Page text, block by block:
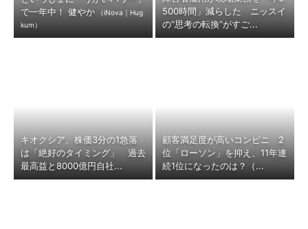
で一年中！ 健やか
（iNova｜Hug
kum）
500時間」減らした ニッスイ
の“思考の転換”がすご...
キオクシア、株価3分の1急落
は「絶好のタイミング」 過去
最高益と8000億円自社...
顧客満足度が高いコンビニ 2
位「ローソン」を抑え、11年連
続1位になったのは？（...